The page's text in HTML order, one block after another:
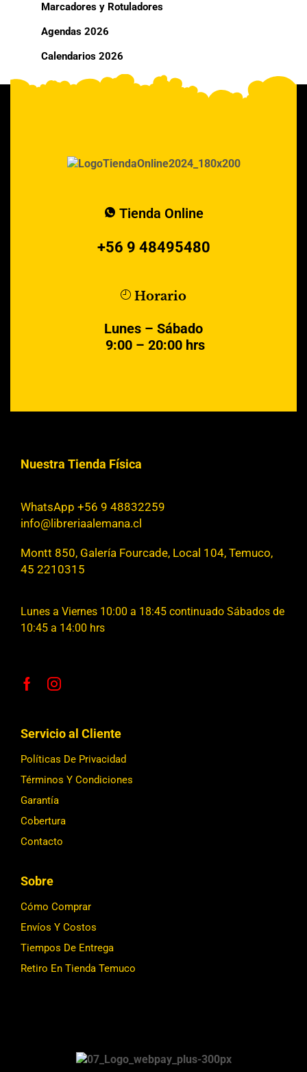
Marcadores y Rotuladores
Agendas 2026
Calendarios 2026
Tienda Online
+56 9 48495480
Horario
Lunes – Sábado
9:00 – 20:00 hrs
Nuestra Tienda Física
WhatsApp +56 9 48832259
info@libreriaalemana.cl
Montt 850, Galería Fourcade, Local 104, Temuco,
45 2210315
Lunes a Viernes 10:00 a 18:45 continuado Sábados de
10:45 a 14:00 hrs
Servicio al Cliente
Políticas De Privacidad
Términos Y Condiciones
Garantía
Cobertura
Contacto
Sobre
Cómo Comprar
Envíos Y Costos
Tiempos De Entrega
Retiro En Tienda Temuco